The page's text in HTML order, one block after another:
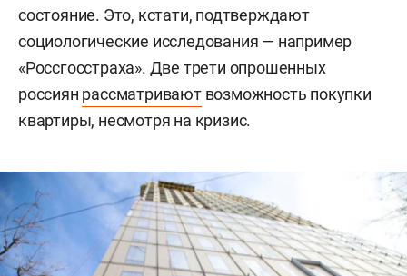
состояние. Это, кстати, подтверждают
социологические исследования — например
«Россгосстраха». Две трети опрошенных
россиян рассматриваютвозможность покупки
квартиры, несмотря на кризис.